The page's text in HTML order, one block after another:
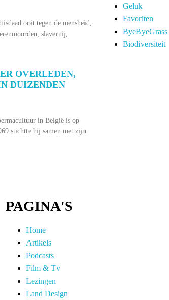
ooit tegen de mensheid,
slavernij,
OVERLEDEN,
DUIZENDEN
in België is op
stichtte hij samen met zijn
Geluk
Favoriten
ByeByeGrass
Biodiversiteit
PAGINA'S
Home
Artikels
Podcasts
Film & Tv
Lezingen
Land Design